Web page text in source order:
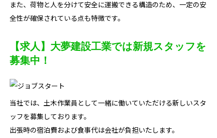
また、荷物と人を分けて安全に運搬できる構造のため、一定の安
全性が確保されている点も特徴です。
【求人】大夢建設工業では新規スタッフを
募集中！
当社では、土木作業員として一緒に働いていただける新しいスタ
ッフを募集しております。
出張時の宿泊費および食事代は会社が負担いたします。